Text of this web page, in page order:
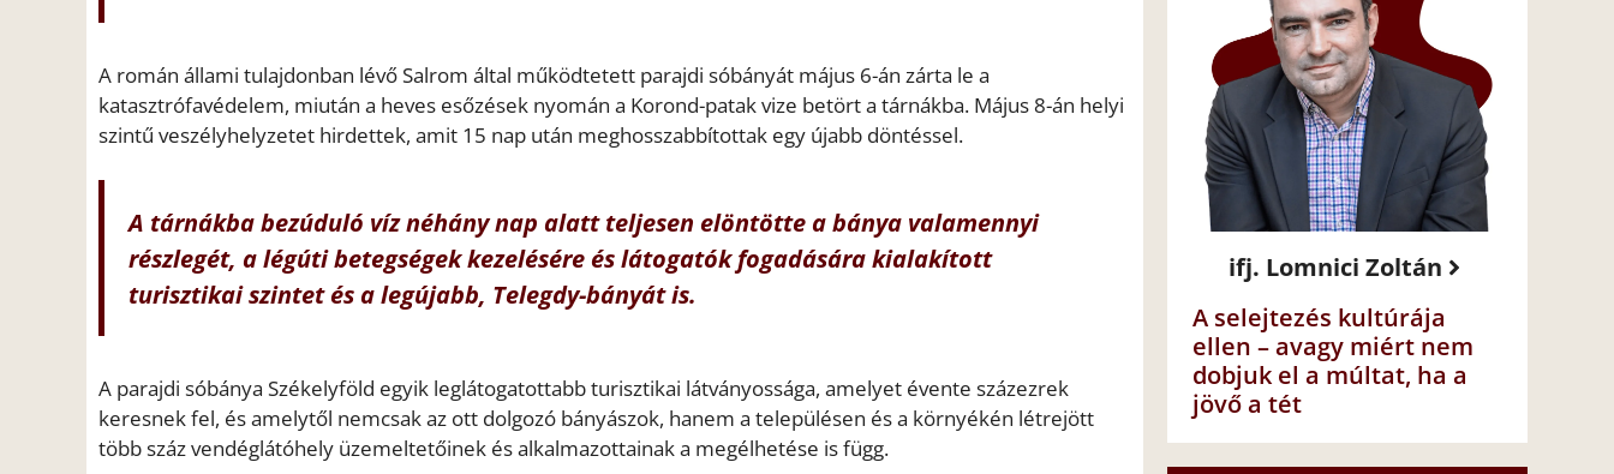
A román állami tulajdonban lévő Salrom által működtetett parajdi sóbányát május 6-án zárta le a
katasztrófavédelem, miután a heves esőzések nyomán a Korond-patak vize betört a tárnákba. Május 8-án helyi
szintű veszélyhelyzetet hirdettek, amit 15 nap után meghosszabbítottak egy újabb döntéssel.
A tárnákba bezúduló víz néhány nap alatt teljesen elöntötte a bánya valamennyi
részlegét, a légúti betegségek kezelésére és látogatók fogadására kialakított
turisztikai szintet és a legújabb, Telegdy-bányát is.
A parajdi sóbánya Székelyföld egyik leglátogatottabb turisztikai látványossága, amelyet évente százezrek
keresnek fel, és amelytől nemcsak az ott dolgozó bányászok, hanem a településen és a környékén létrejött
több száz vendéglátóhely üzemeltetőinek és alkalmazottainak a megélhetése is függ.
ifj. Lomnici Zoltán
A selejtezés kultúrája
ellen – avagy miért nem
dobjuk el a múltat, ha a
jövő a tét